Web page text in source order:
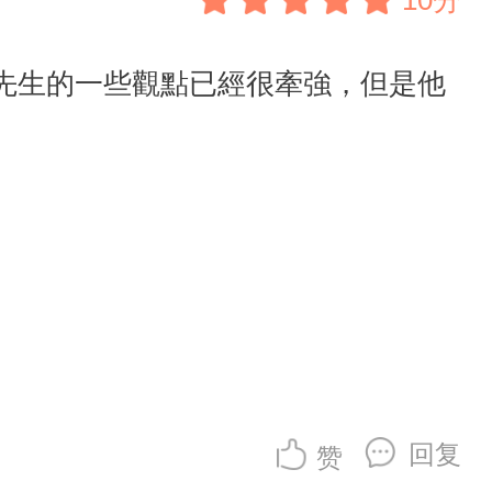
生的一些觀點已經很牽強，但是他
回复
赞